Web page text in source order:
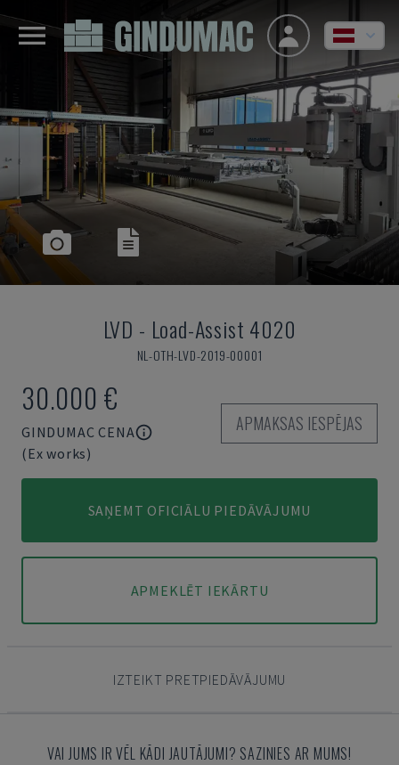
LVD - Load-Assist 4020
NL-OTH-LVD-2019-00001
30.000 €
GINDUMAC CENA
(Ex works)
APMAKSAS IESPĒJAS
SAŅEMT OFICIĀLU PIEDĀVĀJUMU
APMEKLĒT IEKĀRTU
IZTEIKT PRETPIEDĀVĀJUMU
VAI JUMS IR VĒL KĀDI JAUTĀJUMI? SAZINIES AR MUMS!